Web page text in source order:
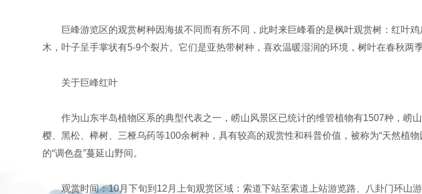
巨峰游览区的观赏树种因海拔不同而有所不同，此时来巨峰看的是枫叶观赏树：红叶
木，叶子呈手掌状有5-9个裂片。它们是亚热带树种，喜欢温暖湿润的环境，树叶在春秋两
关于巨峰红叶
作为山东半岛植物区系的典型代表之一，崂山风景区已统计的维管植物有1507种，崂
樱、黑松、榉树、三桠乌药等100余树种，具有较高的观赏性和科普价值，被称为“天然植
的“调色盘”蔓延山野间。
观赏时间：10月下旬到12月上旬观赏区域：索道下站至索道上站游览路、八卦门环山